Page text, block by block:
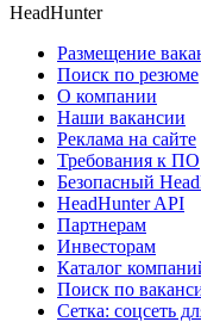
HeadHunter
Размещение
Поиск по резюме
О компании
Наши вакансии
Реклама на сайте
Требования к ПО
Безопасный
HeadHunter API
Партнерам
Инвесторам
Каталог
Поиск по
Сетка: соцсеть